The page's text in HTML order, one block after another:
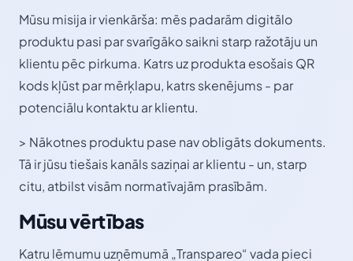
Mūsu misija ir vienkārša: mēs padarām digitālo
produktu pasi par svarīgāko saikni starp ražotāju un
klientu pēc pirkuma. Katrs uz produkta esošais QR
kods kļūst par mērķlapu, katrs skenējums - par
potenciālu kontaktu ar klientu.
> Nākotnes produktu pase nav obligāts dokuments.
Tā ir jūsu tiešais kanāls saziņai ar klientu - un, starp
citu, atbilst visām normatīvajām prasībām.
Mūsu vērtības
Katru lēmumu uzņēmumā „Transpareo“ vada pieci